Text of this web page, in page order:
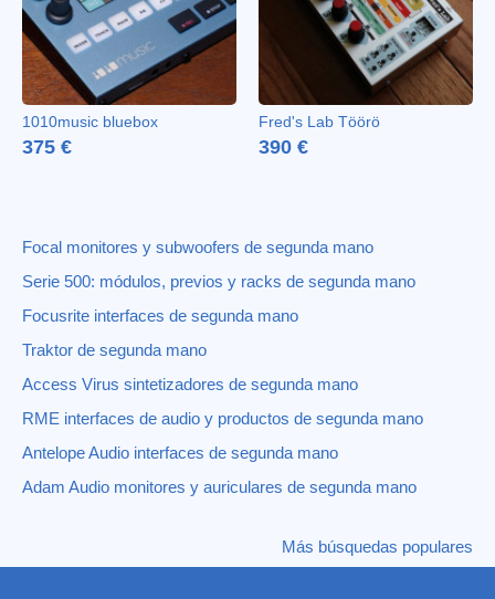
1010music bluebox
375 €
Fred's Lab Töörö
390 €
Focal monitores y subwoofers de segunda mano
Serie 500: módulos, previos y racks de segunda mano
Focusrite interfaces de segunda mano
Traktor de segunda mano
Access Virus sintetizadores de segunda mano
RME interfaces de audio y productos de segunda mano
Antelope Audio interfaces de segunda mano
Adam Audio monitores y auriculares de segunda mano
Más búsquedas populares